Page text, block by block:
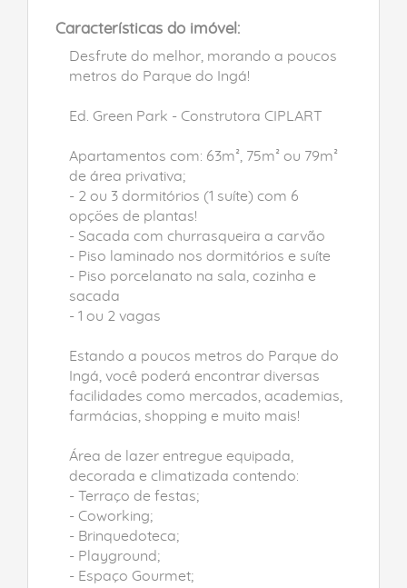
Características do imóvel:
Desfrute do melhor, morando a poucos
metros do Parque do Ingá!
Ed. Green Park - Construtora CIPLART
Apartamentos com: 63m², 75m² ou 79m²
de área privativa;
- 2 ou 3 dormitórios (1 suíte) com 6
opções de plantas!
- Sacada com churrasqueira a carvão
- Piso laminado nos dormitórios e suíte
- Piso porcelanato na sala, cozinha e
sacada
- 1 ou 2 vagas
Estando a poucos metros do Parque do
Ingá, você poderá encontrar diversas
facilidades como mercados, academias,
farmácias, shopping e muito mais!
Área de lazer entregue equipada,
decorada e climatizada contendo:
- Terraço de festas;
- Coworking;
- Brinquedoteca;
- Playground;
- Espaço Gourmet;